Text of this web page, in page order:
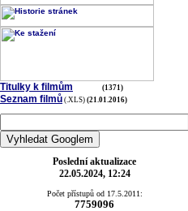
Titulky k filmům (1371)
Seznam filmů (.XLS) (21.01.2016)
Poslední aktualizace
22.05.2024, 12:24
Počet přístupů od 17.5.2011:
7759096